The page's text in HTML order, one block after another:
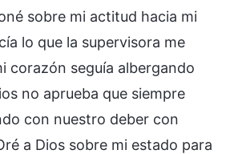
sobre mi actitud hacia mi
lo que la supervisora me
corazón seguía albergando
no aprueba que siempre
con nuestro deber con
a Dios sobre mi estado para